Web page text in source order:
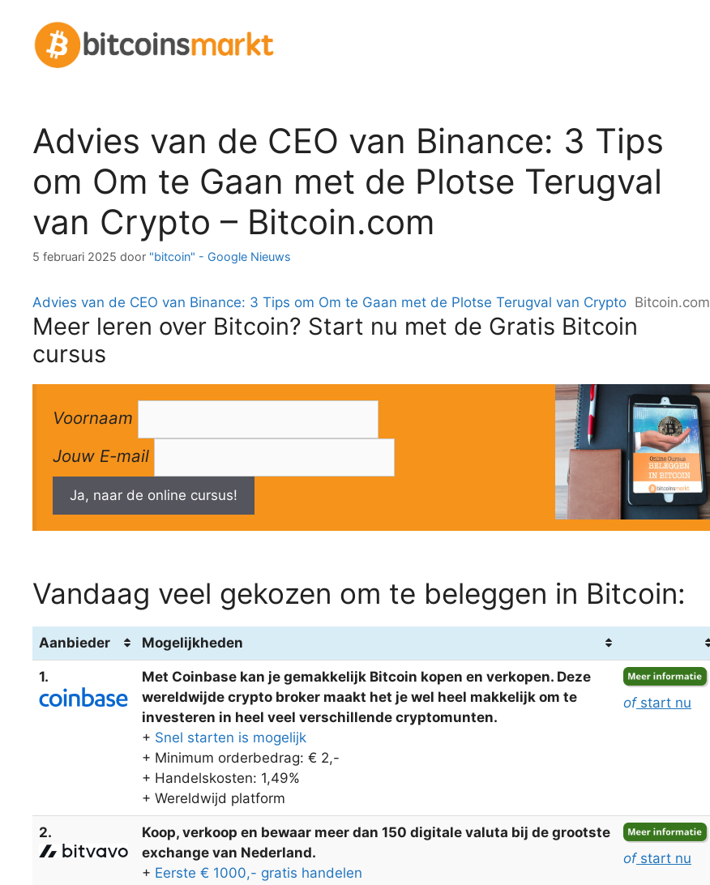
inhoud
Advies van de CEO van Binance: 3 Tips
om Om te Gaan met de Plotse Terugval
van Crypto – Bitcoin.com
5 februari 2025 door "bitcoin" - Google Nieuws
Advies van de CEO van Binance: 3 Tips om Om te Gaan met de Plotse Terugval van Crypto Bitcoin.com
Meer leren over Bitcoin? Start nu met de Gratis Bitcoin
cursus
Voornaam
Jouw E-mail
Ja, naar de online cursus!
Vandaag veel gekozen om te beleggen in Bitcoin:
Aanbieder Mogelijkheden
1.
Met Coinbase kan je gemakkelijk Bitcoin kopen en verkopen. Deze
wereldwijde crypto broker maakt het je wel heel makkelijk om te
investeren in heel veel verschillende cryptomunten.
+ Snel starten is mogelijk
+ Minimum orderbedrag: € 2,-
+ Handelskosten: 1,49%
+ Wereldwijd platform
ofstart nu
2.
Koop, verkoop en bewaar meer dan 150 digitale valuta bij de grootste
exchange van Nederland.
+ Eerste € 1000,- gratis handelen
ofstart nu